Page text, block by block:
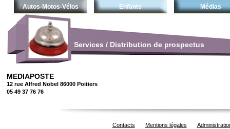
Autos-Motos-Vélos
Enfants
Médias
Services / Distribution de prospectus
MEDIAPOSTE
12 rue Alfred Nobel 86000 Poitiers
05 49 37 76 76
Contacts Mentions légales